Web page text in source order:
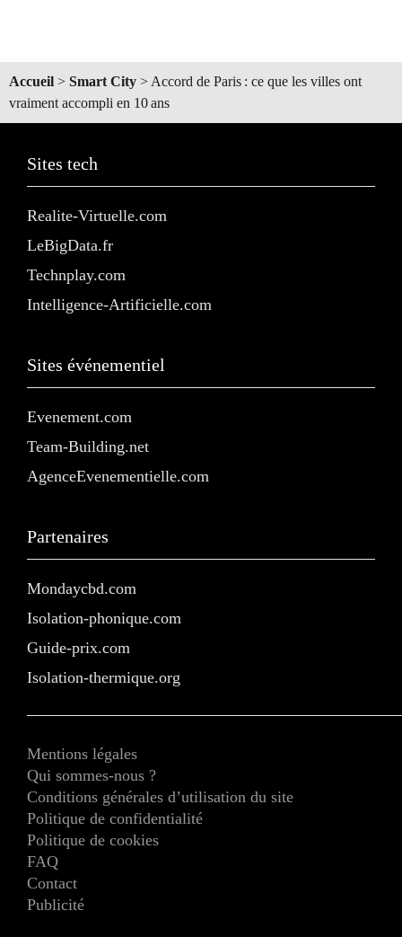
Accueil > Smart City > Accord de Paris : ce que les villes ont
vraiment accompli en 10 ans
Sites tech
Realite-Virtuelle.com
LeBigData.fr
Technplay.com
Intelligence-Artificielle.com
Sites événementiel
Evenement.com
Team-Building.net
AgenceEvenementielle.com
Partenaires
Mondaycbd.com
Isolation-phonique.com
Guide-prix.com
Isolation-thermique.org
Mentions légales
Qui sommes-nous ?
Conditions générales d’utilisation du site
Politique de confidentialité
Politique de cookies
FAQ
Contact
Publicité